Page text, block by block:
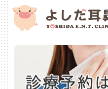
院長紹介
施設、設備など